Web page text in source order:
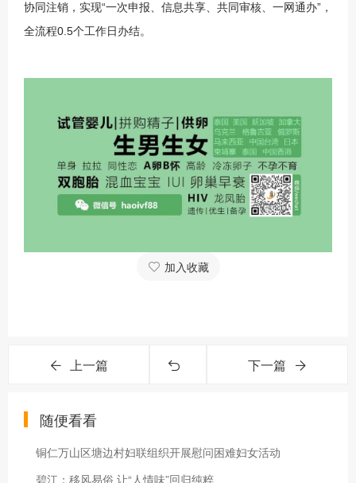
协同注销，实现“一次申报、信息共享、共同审核、一网通办”，
全流程0.5个工作日办结。
加入收藏
上一篇 下一篇
随便看看
铜仁万山区塘边村妇联组织开展慰问困难妇女活动
碧江：移风易俗 让“人情味”回归纯粹